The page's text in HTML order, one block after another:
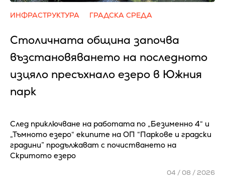
ИНФРАСТРУКТУРА ГРАДСКА СРЕДА
Столичната община започва
възстановяването на последното
изцяло пресъхнало езеро в Южния
парк
След приключване на работата по „Безименно 4“ и
„Тъмното езеро“ екипите на ОП “Паркове и градски
градини” продължават с почистването на
Скритото езеро
04 / 08 / 2026